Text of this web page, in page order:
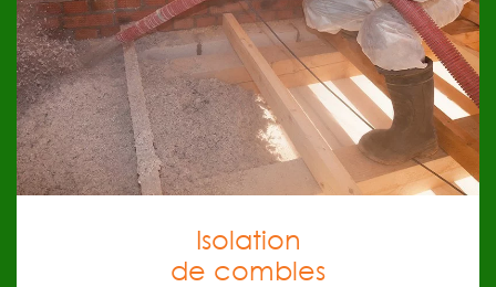
Isolation
de combles
Isolation de combles
Maîtrisant les dernières techniques d’isolation par
l’extérieur, notre équipe se charge de vos travaux en
respectant les normes en vigueur. Nous vous assurons
l’isolation de toiture, l’isolation des murs et
l’aménagement de combles afin de vous garantir un
meilleur confort au quotidien. Nous vous conseillons sur